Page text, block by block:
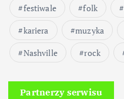
festiwale
folk
kariera
muzyka
Nashville
rock
Partnerzy serwisu